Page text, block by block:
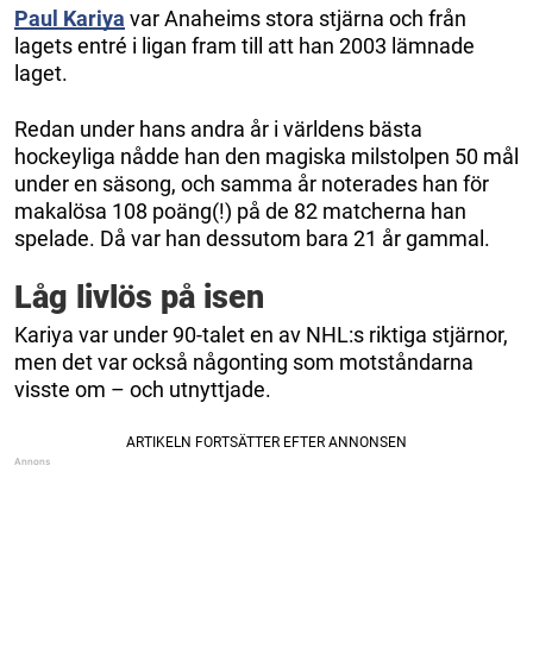
Paul Kariya var Anaheims stora stjärna och från
lagets entré i ligan fram till att han 2003 lämnade
laget.
Redan under hans andra år i världens bästa
hockeyliga nådde han den magiska milstolpen 50 mål
under en säsong, och samma år noterades han för
makalösa 108 poäng(!) på de 82 matcherna han
spelade. Då var han dessutom bara 21 år gammal.
Låg livlös på isen
Kariya var under 90-talet en av NHL:s riktiga stjärnor,
men det var också någonting som motståndarna
visste om – och utnyttjade.